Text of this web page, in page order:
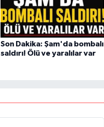
Son Dakika: Şam'da bombalı
saldırı! Ölü ve yaralılar var